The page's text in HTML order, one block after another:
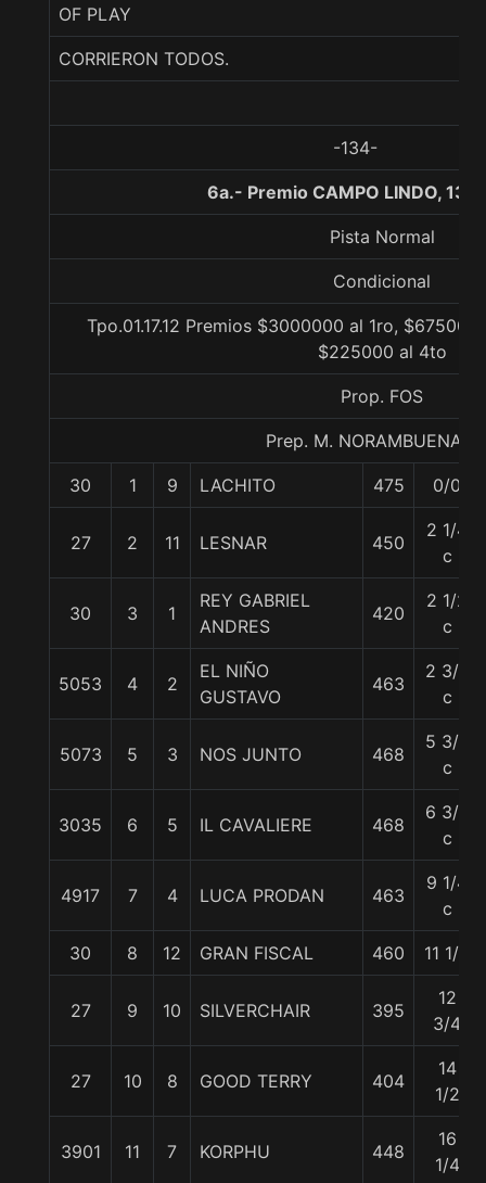
OF PLAY
CORRIERON TODOS.
-134-
6a.- Premio CAMPO LINDO,
Pista Normal
Condicional
Tpo.01.17.12 Premios $3000000 al 1ro,
$225000 al 4to
Prop. FOS
Prep. M. NORAMBUENA
30 1 9 LACHITO 475 0/0
27 2 11 LESNAR 450
2 1/4
c
30 3 1
REY GABRIEL
ANDRES
420
2 1/2
c
5053 4 2
EL NIÑO
GUSTAVO
463
2 3/4
c
5073 5 3 NOS JUNTO 468
5 3/4
c
3035 6 5 IL CAVALIERE 468
6 3/4
c
4917 7 4 LUCA PRODAN 463
9 1/4
c
30 8 12 GRAN FISCAL 460 11 1/2
27 9 10 SILVERCHAIR 395
12
3/4
27 10 8 GOOD TERRY 404
14
1/2
3901 11 7 KORPHU 448
16
1/4